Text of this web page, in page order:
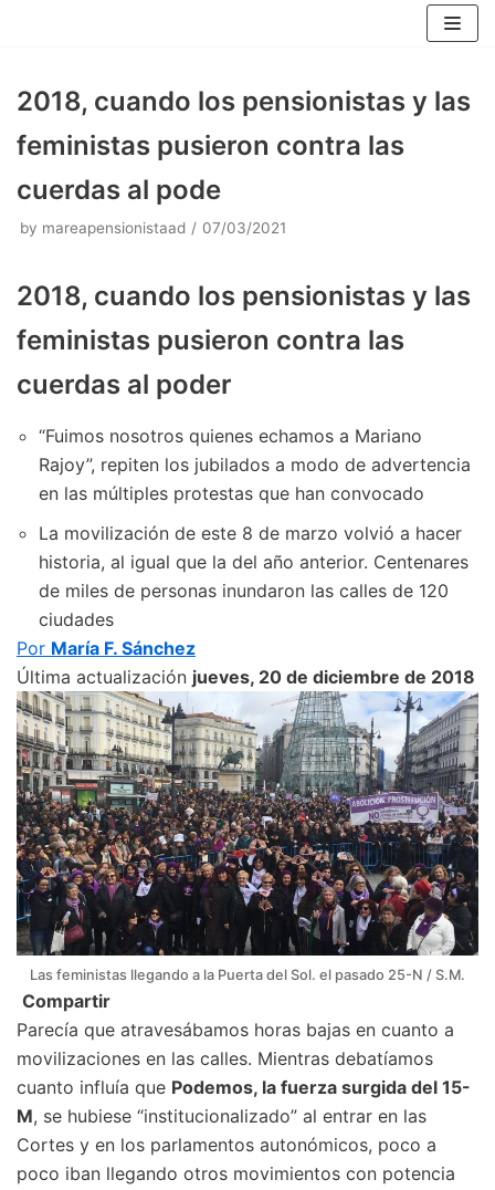
2018, cuando los pensionistas y las
feministas pusieron contra las
cuerdas al pode
by mareapensionistaad 07/03/2021
2018, cuando los pensionistas y las
feministas pusieron contra las
cuerdas al poder
“Fuimos nosotros quienes echamos a Mariano
Rajoy”, repiten los jubilados a modo de advertencia
en las múltiples protestas que han convocado
La movilización de este 8 de marzo volvió a hacer
historia, al igual que la del año anterior. Centenares
de miles de personas inundaron las calles de 120
ciudades
Por María F. Sánchez
Última actualización jueves, 20 de diciembre de 2018
Las feministas llegando a la Puerta del Sol. el pasado 25-N / S.M.
Compartir
Parecía que atravesábamos horas bajas en cuanto a
movilizaciones en las calles. Mientras debatíamos
cuanto influía que Podemos, la fuerza surgida del 15-
M, se hubiese “institucionalizado” al entrar en las
Cortes y en los parlamentos autonómicos, poco a
poco iban llegando otros movimientos con potencia